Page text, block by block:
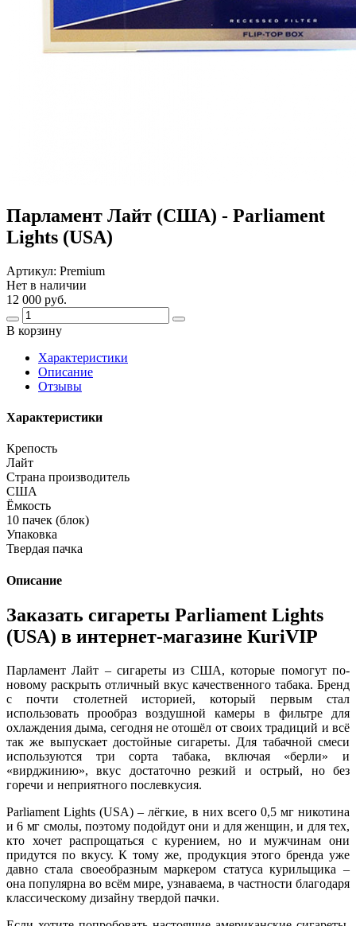
Парламент Лайт (США) - Parliament
Lights (USA)
Артикул: Premium
Нет в наличии
12 000 руб.
В корзину
Харaктеристики
Описание
Отзывы
Характеристики
Крепость
Лайт
Страна производитель
США
Ёмкость
10 пачек (блок)
Упаковка
Твердая пачка
Описание
Заказать сигареты Parliament Lights
(USA) в интернет-магазине КuriVIP
Парламент Лайт – сигареты из США, которые помогут по-
новому раскрыть отличный вкус качественного табака. Бренд
с почти столетней историей, который первым стал
использовать прообраз воздушной камеры в фильтре для
охлаждения дыма, сегодня не отошёл от своих традиций и всё
так же выпускает достойные сигареты. Для табачной смеси
используются три сорта табака, включая «берли» и
«вирджинию», вкус достаточно резкий и острый, но без
горечи и неприятного послевкусия.
ParliamentLights (USA) – лёгкие, в них всего 0,5 мг никотина
и 6 мг смолы, поэтому подойдут они и для женщин, и для тех,
кто хочет распрощаться с курением, но и мужчинам они
придутся по вкусу. К тому же, продукция этого бренда уже
давно стала своеобразным маркером статуса курильщика –
она популярна во всём мире, узнаваема, в частности благодаря
классическому дизайну твердой пачки.